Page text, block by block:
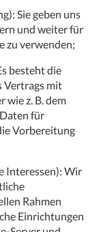
Sie geben uns
und weiter für
zu verwenden;
besteht die
Vertrags mit
wie z. B. dem
für
Vorbereitung
Interessen): Wir
Rahmen
Einrichtungen